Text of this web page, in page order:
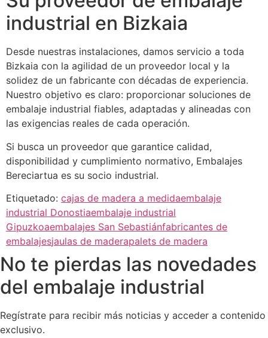
industrial en Bizkaia
Desde nuestras instalaciones, damos servicio a toda
Bizkaia con la agilidad de un proveedor local y la
solidez de un fabricante con décadas de experiencia.
Nuestro objetivo es claro: proporcionar soluciones de
embalaje industrial fiables, adaptadas y alineadas con
las exigencias reales de cada operación.
Si busca un proveedor que garantice calidad,
disponibilidad y cumplimiento normativo, Embalajes
Bereciartua es su socio industrial.
Etiquetado: cajas de madera a medidaembalaje
industrial Donostiaembalaje industrial
Gipuzkoaembalajes San Sebastiánfabricantes de
embalajesjaulas de maderapalets de madera
No te pierdas las novedades
del embalaje industrial
Regístrate para recibir más noticias y acceder a contenido
exclusivo.